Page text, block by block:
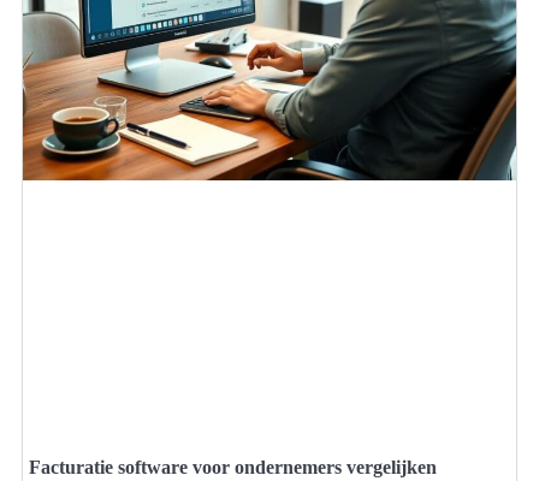
Facturatie software voor ondernemers vergelijken